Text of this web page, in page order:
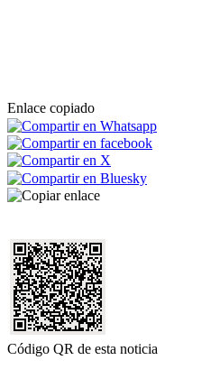
Enlace copiado
Código QR de esta noticia